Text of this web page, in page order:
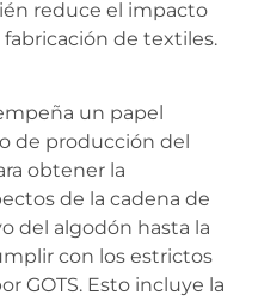
reduce el impacto
de textiles.
un papel
de producción del
obtener la
de la cadena de
del algodón hasta la
con los estrictos
GOTS. Esto incluye la